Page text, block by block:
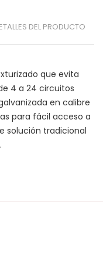
DEL PRODUCTO
que evita
4 a 24 circuitos
en calibre
para fácil acceso a
solución tradicional